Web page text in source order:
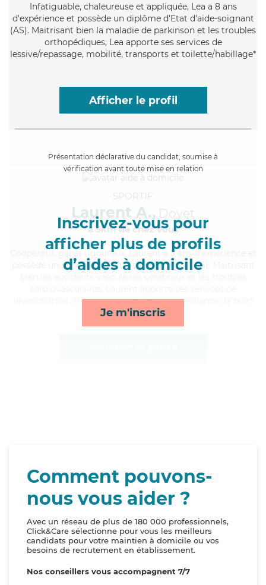
Infatiguable, chaleureuse et appliquée, Lea a 8 ans
d'expérience et possède un diplôme d'Etat d'aide-soignant
(AS). Maitrisant bien la maladie de parkinson et les troubles
orthopédiques, Lea apporte ses services de
lessive/repassage, mobilité, transports et toilette/habillage*
Afficher le profil
Présentation déclarative du candidat, soumise à
vérification avant toute mise en relation
Inscrivez-vous pour
afficher plus de profils
d’aides à domicile
Je m'inscris
SPORTIF
Laurent A., Doyet
à 5km de chez Vous
, gai et rigoureux, Laurent a 5 ans d'expérience et
possède un diplôme d'Etat d'aide-soignant (AS). Maitrisant
lever/coucher, transports, activités et surveillance de nuit*
Comment pouvons-
nous vous aider ?
Avec un réseau de plus de 180 000 professionnels,
Click&Care sélectionne pour vous les meilleurs
candidats pour votre maintien à domicile ou vos
besoins de recrutement en établissement.
Nos conseillers vous accompagnent 7/7